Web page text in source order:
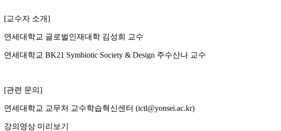
[교수자 소개]
연세대학교 글로벌인재대학 김성희 교수
연세대학교 BK21 Symbiotic Society & Design 주수산나 교수
[관련 문의]
연세대학교 교무처 교수학습혁신센터 (ictl@yonsei.ac.kr)
강의영상 미리보기